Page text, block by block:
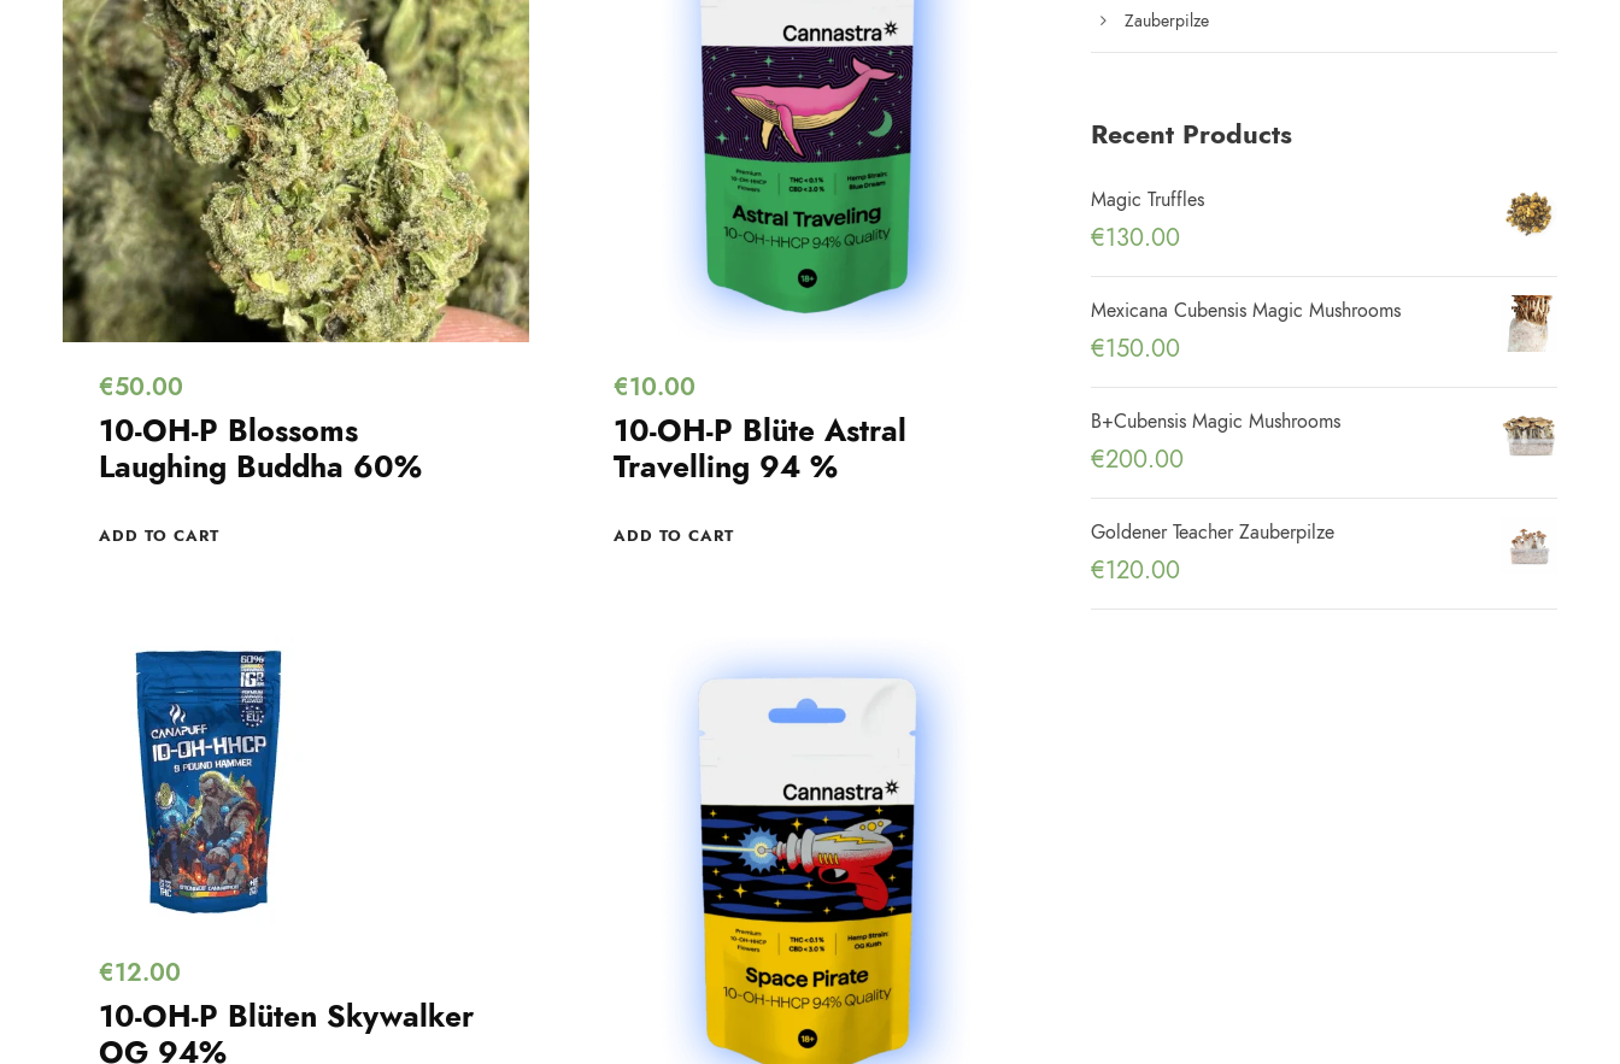
€50.00
10-OH-P Blossoms
Laughing Buddha 60%
ADD TO CART
€10.00
10-OH-P Blüte Astral
Travelling 94 %
ADD TO CART
€12.00
10-OH-P Blüten Skywalker
OG 94%
Zauberpilze
Recent Products
Magic Truffles
€130.00
Mexicana Cubensis Magic Mushrooms
€150.00
B+Cubensis Magic Mushrooms
€200.00
Goldener Teacher Zauberpilze
€120.00